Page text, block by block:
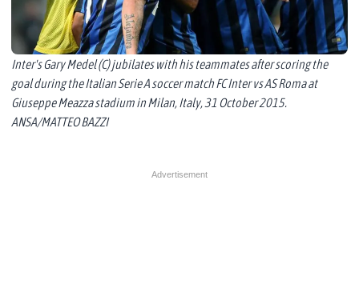
Inter's Gary Medel (C) jubilates with his teammates after scoring the
goal during the Italian Serie A soccer match FC Inter vs AS Roma at
Giuseppe Meazza stadium in Milan, Italy, 31 October 2015.
ANSA/MATTEO BAZZI